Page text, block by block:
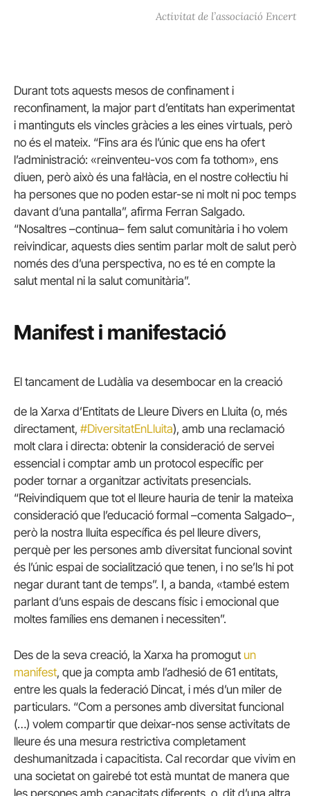
Activitat de l’associació Encert
Durant tots aquests mesos de confinament i
reconfinament, la major part d’entitats han experimentat
i mantinguts els vincles gràcies a les eines virtuals, però
no és el mateix. “Fins ara és l’únic que ens ha ofert
l’administració: «reinventeu-vos com fa tothom», ens
diuen, però això és una fal·làcia, en el nostre col·lectiu hi
ha persones que no poden estar-se ni molt ni poc temps
davant d’una pantalla”, afirma Ferran Salgado.
“Nosaltres –continua– fem salut comunitària i ho volem
reivindicar, aquests dies sentim parlar molt de salut però
només des d’una perspectiva, no es té en compte la
salut mental ni la salut comunitària”.
Manifest i manifestació
El tancament de Ludàlia va desembocar en la creació
de la Xarxa d’Entitats de Lleure Divers en Lluita (o, més
directament, #DiversitatEnLluita), amb una reclamació
molt clara i directa: obtenir la consideració de servei
essencial i comptar amb un protocol específic per
poder tornar a organitzar activitats presencials.
“Reivindiquem que tot el lleure hauria de tenir la mateixa
consideració que l’educació formal –comenta Salgado–,
però la nostra lluita específica és pel lleure divers,
perquè per les persones amb diversitat funcional sovint
és l’únic espai de socialització que tenen, i no se’ls hi pot
negar durant tant de temps”. I, a banda, «també estem
parlant d’uns espais de descans físic i emocional que
moltes famílies ens demanen i necessiten”.
Des de la seva creació, la Xarxa ha promogut un
manifest, que ja compta amb l’adhesió de 61 entitats,
entre les quals la federació Dincat, i més d’un miler de
particulars. “Com a persones amb diversitat funcional
(…) volem compartir que deixar-nos sense activitats de
lleure és una mesura restrictiva completament
deshumanitzada i capacitista. Cal recordar que vivim en
una societat on gairebé tot està muntat de manera que
les persones amb capacitats diferents, o, dit d’una altra